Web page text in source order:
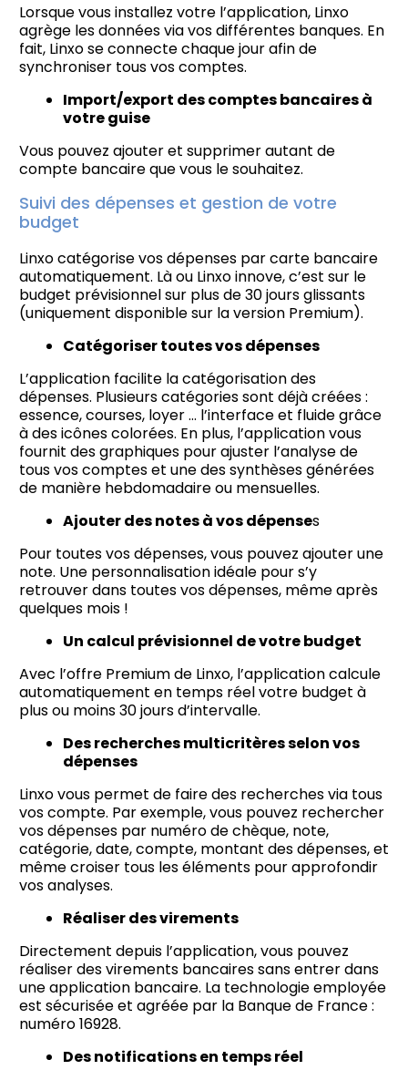
Lorsque vous installez votre l’application, Linxo
agrège les données via vos différentes banques. En
fait, Linxo se connecte chaque jour afin de
synchroniser tous vos comptes.
Import/export des comptes bancaires à
votre guise
Vous pouvez ajouter et supprimer autant de
compte bancaire que vous le souhaitez.
Suivi des dépenses et gestion de votre
budget
Linxo catégorise vos dépenses par carte bancaire
automatiquement. Là ou Linxo innove, c’est sur le
budget prévisionnel sur plus de 30 jours glissants
(uniquement disponible sur la version Premium).
Catégoriser toutes vos dépenses
L’application facilite la catégorisation des
dépenses. Plusieurs catégories sont déjà créées :
essence, courses, loyer … l’interface et fluide grâce
à des icônes colorées. En plus, l’application vous
fournit des graphiques pour ajuster l’analyse de
tous vos comptes et une des synthèses générées
de manière hebdomadaire ou mensuelles.
Ajouter des notes à vos dépenses
Pour toutes vos dépenses, vous pouvez ajouter une
note. Une personnalisation idéale pour s’y
retrouver dans toutes vos dépenses, même après
quelques mois !
Un calcul prévisionnel de votre budget
Avec l’offre Premium de Linxo, l’application calcule
automatiquement en temps réel votre budget à
plus ou moins 30 jours d’intervalle.
Des recherches multicritères selon vos
dépenses
Linxo vous permet de faire des recherches via tous
vos compte. Par exemple, vous pouvez rechercher
vos dépenses par numéro de chèque, note,
catégorie, date, compte, montant des dépenses, et
même croiser tous les éléments pour approfondir
vos analyses.
Réaliser des virements
Directement depuis l’application, vous pouvez
réaliser des virements bancaires sans entrer dans
une application bancaire. La technologie employée
est sécurisée et agréée par la Banque de France :
numéro 16928.
Des notifications en temps réel